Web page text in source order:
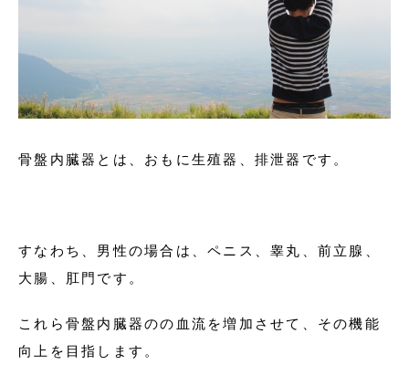
骨盤内臓器とは、おもに生殖器、排泄器です。
すなわち、男性の場合は、ペニス、睾丸、前立腺、
大腸、肛門です。
これら骨盤内臓器のの血流を増加させて、その機能
向上を目指します。